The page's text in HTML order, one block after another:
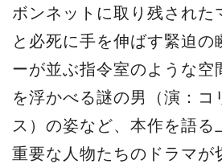
ボンネットに取り残された
と必死に手を伸ばす緊迫の
ーが並ぶ指令室のような空
を浮かべる謎の男（演：コ
ス）の姿など、本作を語る
重要な人物たちのドラマが